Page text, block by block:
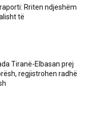
Rriten ndjeshëm
të
Tiranë-Elbasan prej
regjistrohen radhë